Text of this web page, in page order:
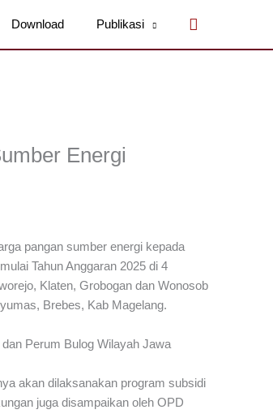
Download Publikasi Cari
Energi
pangan sumber energi kepada
Tahun Anggaran 2025 di 4
Klaten, Grobogan dan Wonosob
Brebes, Kab Magelang.
Perum Bulog Wilayah Jawa
akan dilaksanakan program subsidi
juga disampaikan oleh OPD